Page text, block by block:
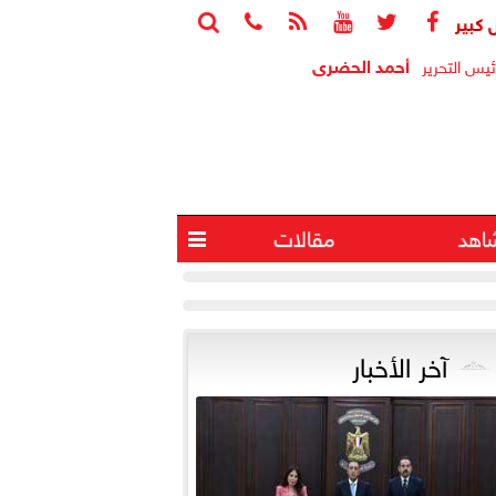





الدولار مقابل الجنيه صباح اليوم
التحرير أحمد الحضرى
مقالات 
آخر الأخبار